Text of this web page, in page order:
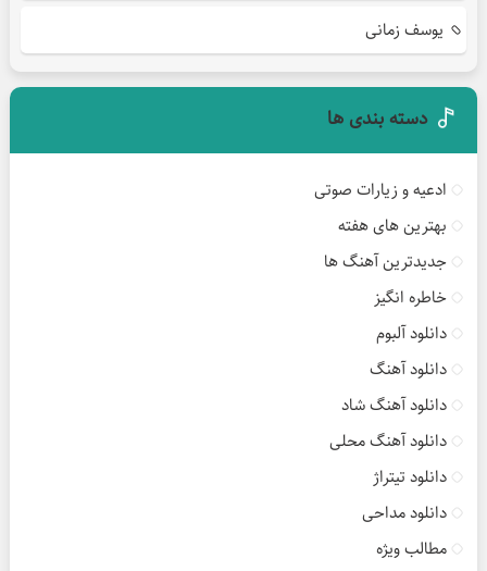
یوسف زمانی
دسته بندی ها
ادعیه و زیارات صوتی
بهترین های هفته
جدیدترین آهنگ ها
خاطره انگیز
دانلود آلبوم
دانلود آهنگ
دانلود آهنگ شاد
دانلود آهنگ محلی
دانلود تیتراژ
دانلود مداحی
مطالب ویژه